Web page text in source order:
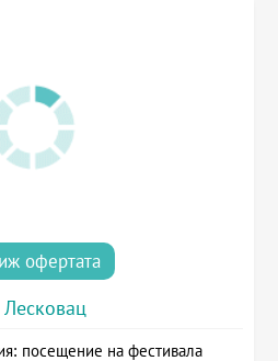
офертата
Лесковац
посещение на фестивала